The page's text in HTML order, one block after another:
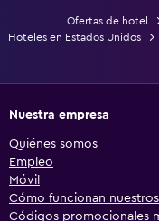
Ofertas de hotel
Hoteles en Estados Unidos
Nuestra empresa
Quiénes somos
Empleo
Móvil
Cómo funcionan
Códigos promocionales